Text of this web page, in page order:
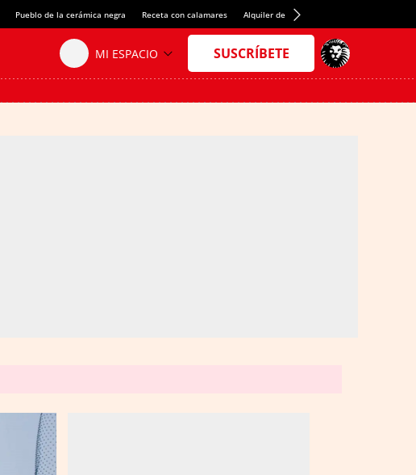
Pueblo de la cerámica negra Receta con calamares Alquiler de habitaciones en España